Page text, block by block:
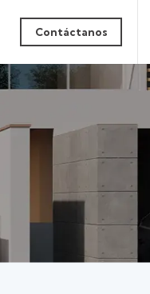
Contáctanos